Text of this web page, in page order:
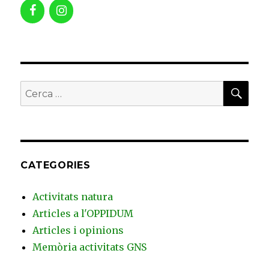
Buscar
per:
CATEGORIES
Activitats natura
Articles a l'OPPIDUM
Articles i opinions
Memòria activitats GNS